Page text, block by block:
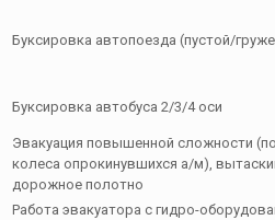
Буксировка автопоезда (пустой/
Буксировка автобуса 2/3/4 оси
Эвакуация повышенной сложности
колеса опрокинувшихся а/м),
дорожное полотно
Работа эвакуатора с гидро-